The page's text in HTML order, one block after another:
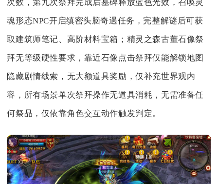
次数，第九次祭拜完成后墓碑释放蓝色光效，召唤灵
魂形态NPC开启缜密头脑奇遇任务，完整解谜后可获
取建筑师笔记、高阶材料宝箱；精灵之森古董石像祭
拜无等级硬性要求，靠近石像点击祭拜仅能解锁地图
隐藏剧情线索，无大额道具奖励，仅补充世界观内
容，所有场景单次祭拜操作无道具消耗，无需准备任
何祭品，仅依靠角色交互动作触发判定。